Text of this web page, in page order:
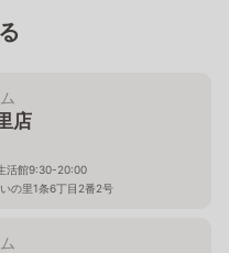
店
活館9:30-20:00
の里1条6丁目2番2号